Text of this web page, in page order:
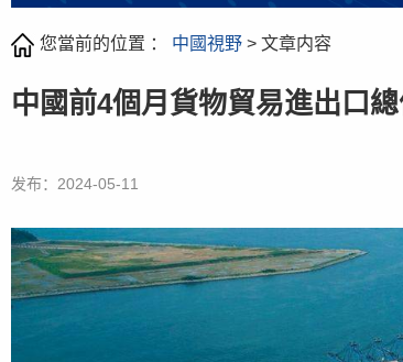
您當前的位置 ： 中國視野 > 文章内容
中國前4個月貨物貿易進出口
发布：2024-05-11